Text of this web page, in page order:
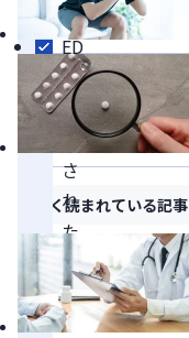
め
ED
と
診
さ
れ
た
ら
早
期
よく読まれている記事